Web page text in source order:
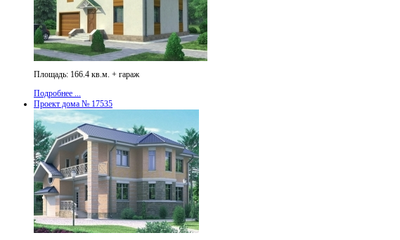
Площадь: 166.4 кв.м. + гараж
Подробнее ...
Проект дома № 17535